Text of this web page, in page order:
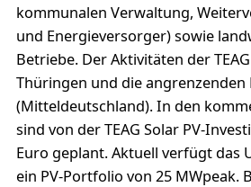
kommunalen Verwaltung,
und Energieversorger) sowie
Betriebe. Der Aktivitäten der
Thüringen und die angrenzenden
(Mitteldeutschland). In den
sind von der TEAG Solar PV-
Euro geplant. Aktuell verfügt das
ein PV-Portfolio von 25 MWpeak.